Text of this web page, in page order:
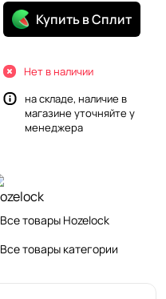
Купить в Сплит
Нет в наличии
на складе, наличие в
магазине уточняйте у
менеджера
Все товары Hozelock
Все товары категории